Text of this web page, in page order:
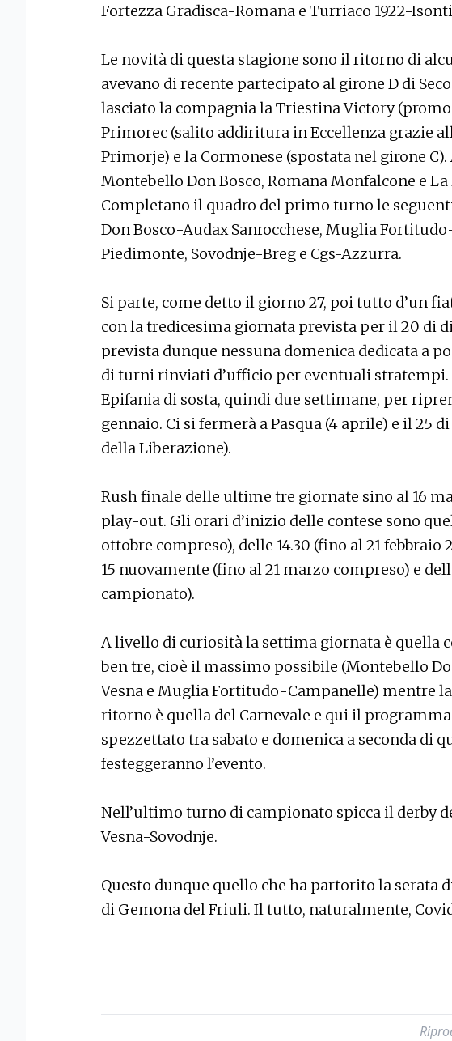
Fortezza Gradisca-Romana e Turriaco 1922-
Le novità di questa stagione sono il ritorno di
avevano di recente partecipato al girone D di
lasciato la compagnia la Triestina Victory
Primorec (salito addiritura in Eccellenza grazie
Primorje) e la Cormonese (spostata nel girone
Montebello Don Bosco, Romana Monfalcone e La
Completano il quadro del primo turno le
Don Bosco-Audax Sanrocchese, Muglia
Piedimonte, Sovodnje-Breg e Cgs-Azzurra.
Si parte, come detto il giorno 27, poi tutto d’un
con la tredicesima giornata prevista per il 20 di
prevista dunque nessuna domenica dedicata a
di turni rinviati d’ufficio per eventuali stratempi.
Epifania di sosta, quindi due settimane, per
gennaio. Ci si fermerà a Pasqua (4 aprile) e il 25
della Liberazione).
Rush finale delle ultime tre giornate sino al 16
play-out. Gli orari d’inizio delle contese sono
ottobre compreso), delle 14.30 (fino al 21 febbraio
15 nuovamente (fino al 21 marzo compreso) e
campionato).
A livello di curiosità la settima giornata è quella
ben tre, cioè il massimo possibile (Montebello
Vesna e Muglia Fortitudo-Campanelle) mentre
ritorno è quella del Carnevale e qui il
spezzettato tra sabato e domenica a seconda di
festeggeranno l’evento.
Nell’ultimo turno di campionato spicca il derby
Vesna-Sovodnje.
Questo dunque quello che ha partorito la serata
di Gemona del Friuli. Il tutto, naturalmente,